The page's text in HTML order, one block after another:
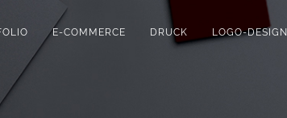
E-COMMERCE DRUCK LOGO-DESIGN